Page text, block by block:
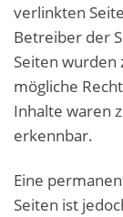
verlinkten
Betreiber der
Seiten
mögliche
Inhalte waren
erkennbar.
Eine
Seiten ist